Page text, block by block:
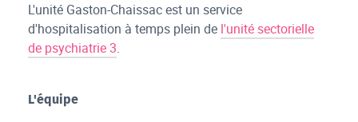
L'unité Gaston-Chaissac est un service
d'hospitalisation à temps plein de l'unité sectorielle
de psychiatrie 3.
L'équipe